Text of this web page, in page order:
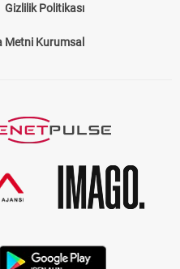
Gizlilik Politikası
Metni Kurumsal